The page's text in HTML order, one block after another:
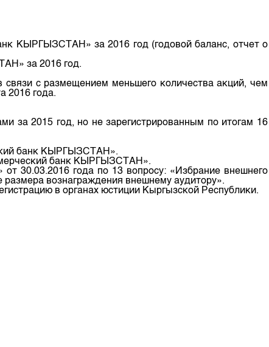
КЫРГЫЗСТАН» за 2016 год (годовой баланс, отчет о
за 2016 год.
с размещением меньшего количества акций, чем
2016 года.
за 2015 год, но не зарегистрированным по итогам 16
банк КЫРГЫЗСТАН».
банк КЫРГЫЗСТАН».
30.03.2016 года по 13 вопросу: «Избрание внешнего
вознаграждения внешнему аудитору».
в органах юстиции Кыргызской Республики.